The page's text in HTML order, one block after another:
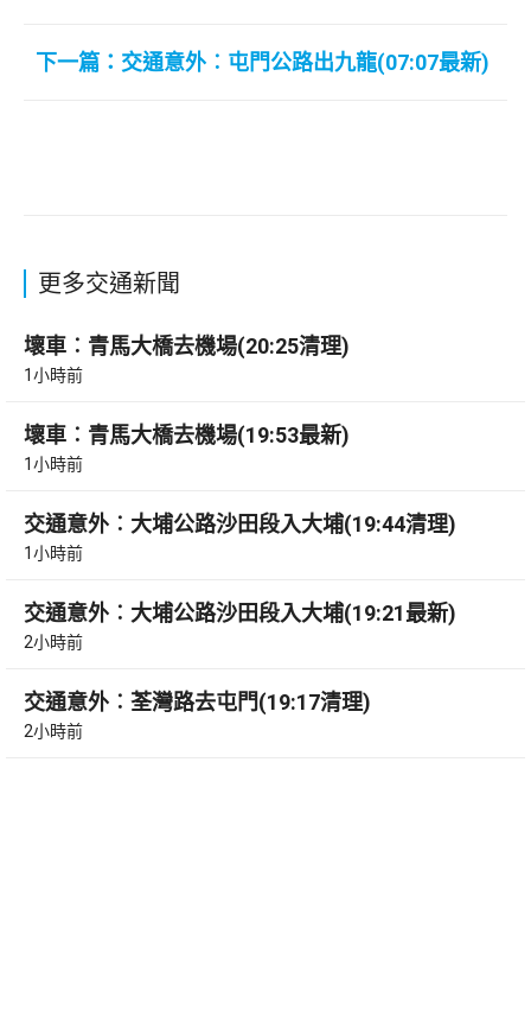
下一篇：交通意外︰屯門公路出九龍(07:07最新)
更多交通新聞
壞車︰青馬大橋去機場(20:25清理)
1小時前
壞車︰青馬大橋去機場(19:53最新)
1小時前
交通意外︰大埔公路沙田段入大埔(19:44清理)
1小時前
交通意外︰大埔公路沙田段入大埔(19:21最新)
2小時前
交通意外︰荃灣路去屯門(19:17清理)
2小時前